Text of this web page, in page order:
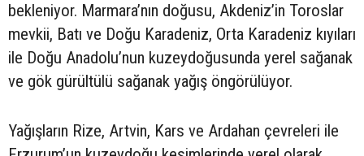
bekleniyor. Marmara’nın doğusu, Akdeniz’in Toroslar
mevkii, Batı ve Doğu Karadeniz, Orta Karadeniz kıyıları
ile Doğu Anadolu’nun kuzeydoğusunda yerel sağanak
ve gök gürültülü sağanak yağış öngörülüyor.
Yağışların Rize, Artvin, Kars ve Ardahan çevreleri ile